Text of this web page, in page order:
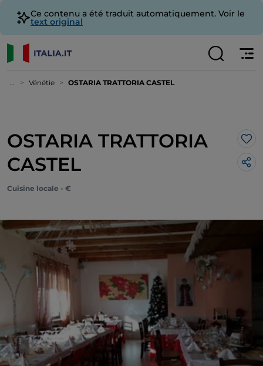
Ce contenu a été traduit automatiquement. Voir le
text original
... Vénétie OSTARIA TRATTORIA CASTEL
OSTARIA TRATTORIA
CASTEL
Cuisine locale - €